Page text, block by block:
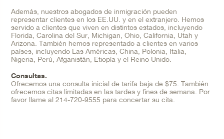
Además, nuestros abogados de inmigración pueden
representar clientes en los EE.UU. y en el extranjero. Hemos
servido a clientes que viven en distintos estados, incluyendo
Florida, Carolina del Sur, Michigan, Ohio, California, Utah y
Arizona. También hemos representado a clientes en varios
países, incluyendo Las Américas, China, Polonia, Italia,
Nigeria, Perú, Afganistán, Etiopía y el Reino Unido.
Consultas.
Ofrecemos una consulta inicial de tarifa baja de $75. También
ofrecemos citas limitadas en las tardes y fines de semana. Por
favor llame al 214-720-9555 para concertar su cita.